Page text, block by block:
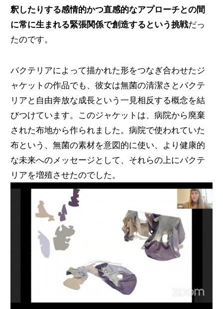
釈したりする感情的かつ直感的なアプローチとの間
に常に生まれる緊張関係で創造するという挑戦だっ
たのです。
バクテリアによって描かれた形をつなぎ合わせたジ
ャケットの作品でも、彼女は無菌の清潔さとバクテ
リアと自由奔放な成長という一見相反する概念を結
びつけています。このジャケットは、病院から廃棄
された布地から作られました。病院で使われていた
布という、無菌の素材を意図的に使い、より健康的
な未来へのメッセージとして、それらの上にバクテ
リアを増殖させたのでした。